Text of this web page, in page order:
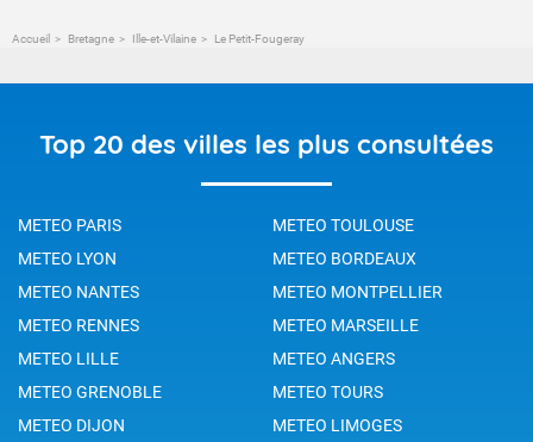
Accueil Bretagne Ille-et-Vilaine Le Petit-Fougeray
Top 20 des villes les plus consultées
METEO PARIS
METEO TOULOUSE
METEO LYON
METEO BORDEAUX
METEO NANTES
METEO MONTPELLIER
METEO RENNES
METEO MARSEILLE
METEO LILLE
METEO ANGERS
METEO GRENOBLE
METEO TOURS
METEO DIJON
METEO LIMOGES